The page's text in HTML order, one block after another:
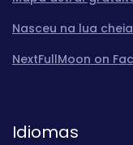
Nasceu na lua
NextFullMoon on
Idiomas